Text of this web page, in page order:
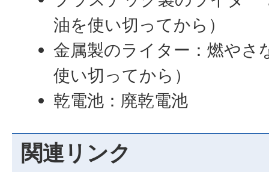
油を使い切ってから）
金属製のライター：燃やさ
使い切ってから）
乾電池：廃乾電池
関連リンク